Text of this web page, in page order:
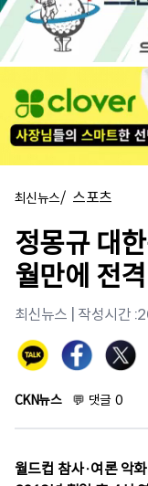
최신뉴스/ 스포츠
정몽규 대
월만에 전
최신뉴스 | 작성시간 :
CKN뉴스 💬 댓글 0
월드컵 참사·여론 악